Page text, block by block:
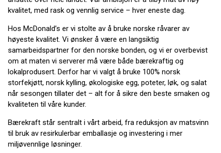
kvalitet, med rask og vennlig service – hver eneste dag.
Hos McDonald’s er vi stolte av å bruke norske råvarer av
høyeste kvalitet. Vi ønsker å være en langsiktig
samarbeidspartner for den norske bonden, og vi er overbevist
om at maten vi serverer må være både bærekraftig og
lokalprodusert. Derfor har vi valgt å bruke 100% norsk
storfekjøtt, norsk kylling, økologiske egg, poteter, løk, og salat
når sesongen tillater det – alt for å sikre den beste smaken og
kvaliteten til våre kunder.
Bærekraft står sentralt i vårt arbeid, fra reduksjon av matsvinn
til bruk av resirkulerbar emballasje og investering i mer
miljøvennlige løsninger.